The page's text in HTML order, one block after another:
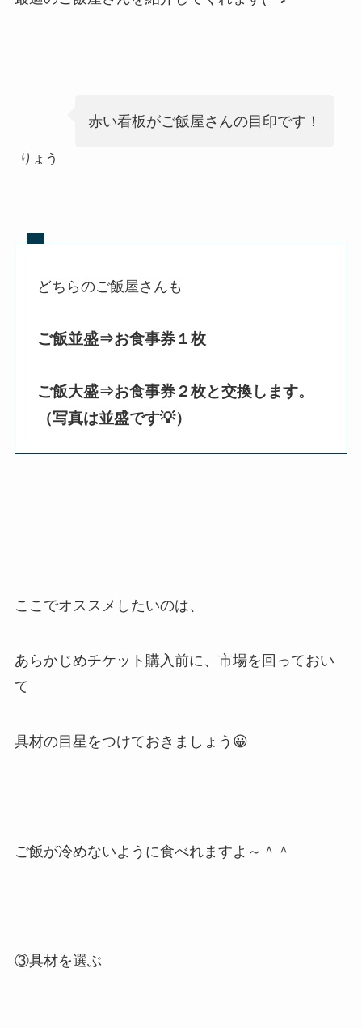
りょう
赤い看板がご飯屋さんの目印です！
どちらのご飯屋さんも
ご飯並盛⇒お食事券１枚
ご飯大盛⇒お食事券２枚と交換します。
（写真は並盛です💡）
ここでオススメしたいのは、
あらかじめチケット購入前に、市場を回っておい
て
具材の目星をつけておきましょう😀
ご飯が冷めないように食べれますよ～＾＾
③具材を選ぶ